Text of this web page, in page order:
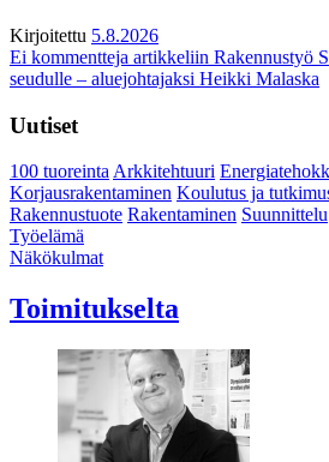
Kirjoitettu 5.8.2026
Ei kommentteja artikkeliin Rakennustyö
seudulle – aluejohtajaksi Heikki Malaska
Uutiset
100 tuoreintaArkkitehtuuri
Korjausrakentaminen Koulutus ja
Rakennustuote Rakentaminen Suunnittelu
Työelämä
Näkökulmat
Toimitukselta